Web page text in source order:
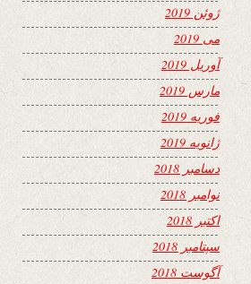
ژوئن 2019
می 2019
آوریل 2019
مارس 2019
فوریه 2019
ژانویه 2019
دسامبر 2018
نوامبر 2018
اکتبر 2018
سپتامبر 2018
آگوست 2018